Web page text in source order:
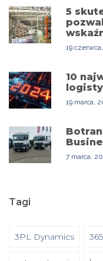
5
19
10
19 marca,
7 marca,
Tagi
3PL Dynamics